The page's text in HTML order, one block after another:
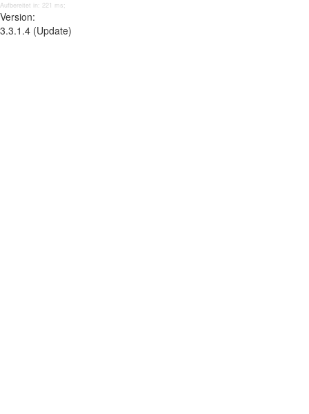
Aufbereitet in: 221 ms;
Version:
3.3.1.4 (Update)